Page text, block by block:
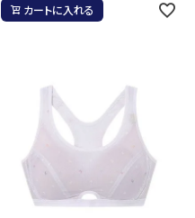
カートに入れる